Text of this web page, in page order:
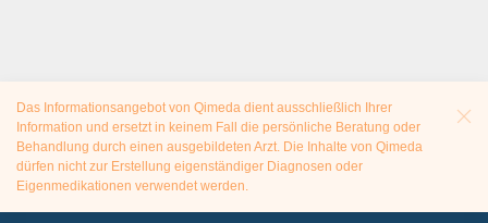
Das Informationsangebot von Qimeda dient ausschließlich Ihrer
Information und ersetzt in keinem Fall die persönliche Beratung oder
Behandlung durch einen ausgebildeten Arzt. Die Inhalte von Qimeda
dürfen nicht zur Erstellung eigenständiger Diagnosen oder
Eigenmedikationen verwendet werden.